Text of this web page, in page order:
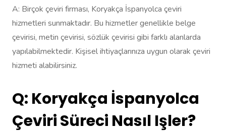
A: Birçok çeviri firması, Koryakça İspanyolca çeviri
hizmetleri sunmaktadır. Bu hizmetler genellikle belge
çevirisi, metin çevirisi, sözlük çevirisi gibi farklı alanlarda
yapılabilmektedir. Kişisel ihtiyaçlarınıza uygun olarak çeviri
hizmeti alabilirsiniz.
Q: Koryakça İspanyolca
Çeviri Süreci Nasıl Işler?